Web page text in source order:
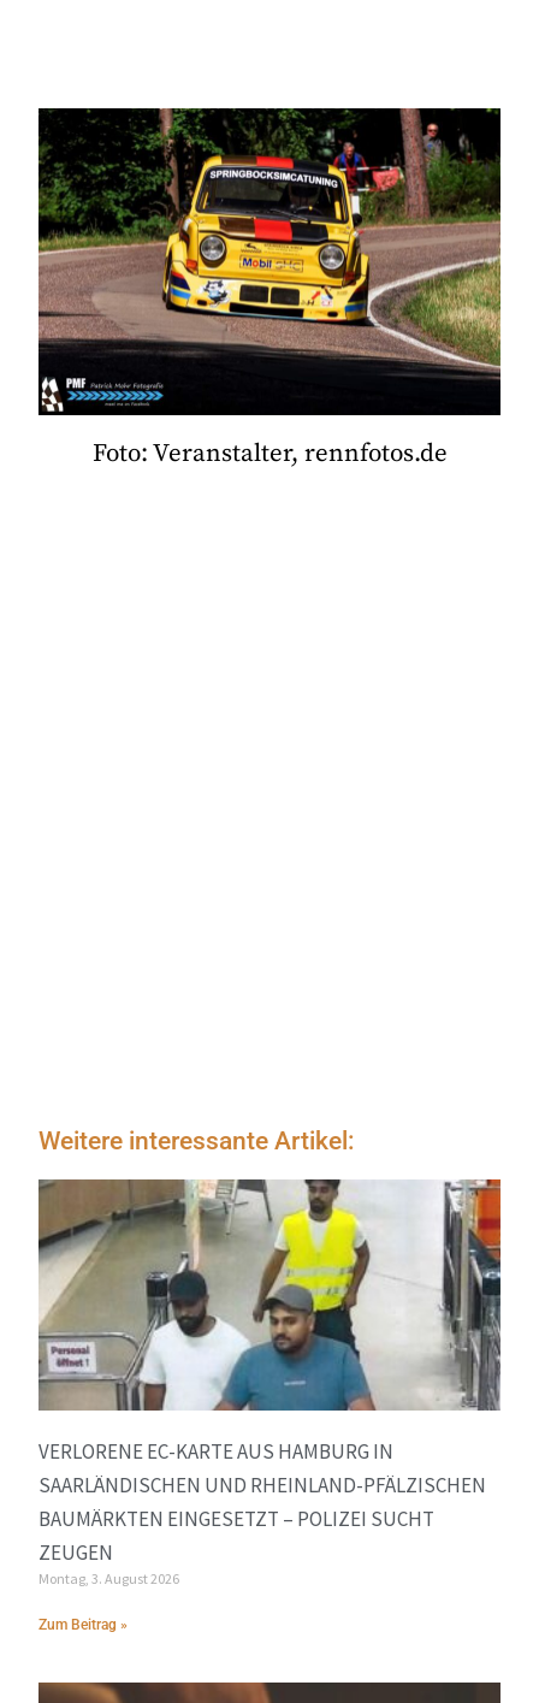
Foto: Veranstalter, rennfotos.de
Weitere interessante Artikel:
VERLORENE EC-KARTE AUS HAMBURG IN
SAARLÄNDISCHEN UND RHEINLAND-PFÄLZISCHEN
BAUMÄRKTEN EINGESETZT – POLIZEI SUCHT
ZEUGEN
Montag, 3. August 2026
Zum Beitrag »